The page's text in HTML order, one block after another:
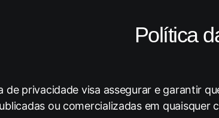
Política
de privacidade visa assegurar e garantir
ou comercializadas em